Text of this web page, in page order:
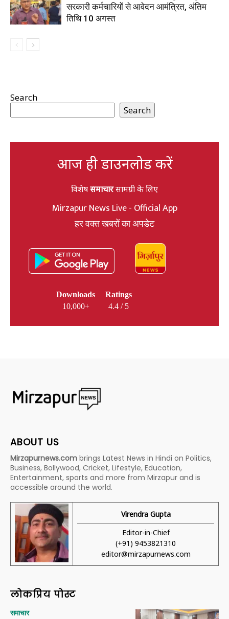
सरकारी कर्मचारियों से आवेदन आमंत्रित, अंतिम
तिथि 10 अगस्त
Search
Search
आज ही डाउनलोड करें
विशेषसमाचारसामग्री के लिए
Mirzapur News Live - Official App
हर वक्त खबरों का अपडेट
Downloads
10,000+
Ratings
4.4 / 5
ABOUT US
Mirzapurnews.com brings Latest News in Hindi on Politics,
Business, Bollywood, Cricket, Lifestyle, Education,
Entertainment, sports and more from Mirzapur and is
accessible around the world.
Virendra Gupta
Editor-in-Chief
(+91) 9453821310
editor@mirzapurnews.com
लोकप्रिय पोस्ट
समाचार